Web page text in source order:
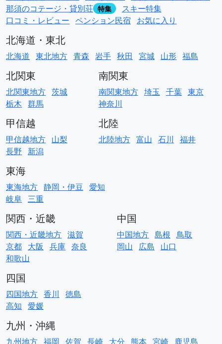
那須のコテージ・貸別荘 特集
スキー特集
口コミ・レビュー ペンション民宿 お気に入り
北海道・東北
北海道 東北地方 青森 岩手 秋田 宮城 山形 福島
北関東
北関東地方 茨城
栃木 群馬
南関東
南関東地方 埼玉 千葉 東京
神奈川
甲信越
甲信越地方 山梨
長野
新潟
北陸
北陸地方 富山 石川 福井
東海
東海地方 静岡・伊豆 愛知
岐阜 三重
関西・近畿
関西・近畿地方 滋賀
京都 大阪 兵庫 奈良
和歌山
中国
中国地方 島根 鳥取
岡山
広島 山口
四国
四国地方 香川
徳島
高知 愛媛
九州・沖縄
九州地方 福岡 佐賀 長崎 大分 熊本 宮崎 鹿児島